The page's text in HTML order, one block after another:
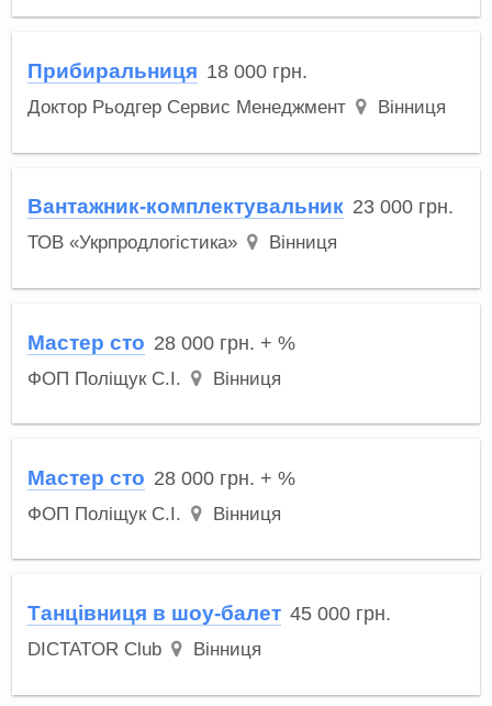
Прибиральниця 18 000 грн.
Доктор Рьодгер Сервис Менеджмент Вінниця
Вантажник-комплектувальник 23 000 грн.
ТОВ «Укрпродлогістика» Вінниця
Мастер сто 28 000 грн. + %
ФОП Поліщук С.І. Вінниця
Мастер сто 28 000 грн. + %
ФОП Поліщук С.І. Вінниця
Танцівниця в шоу-балет 45 000 грн.
DICTATOR Club Вінниця